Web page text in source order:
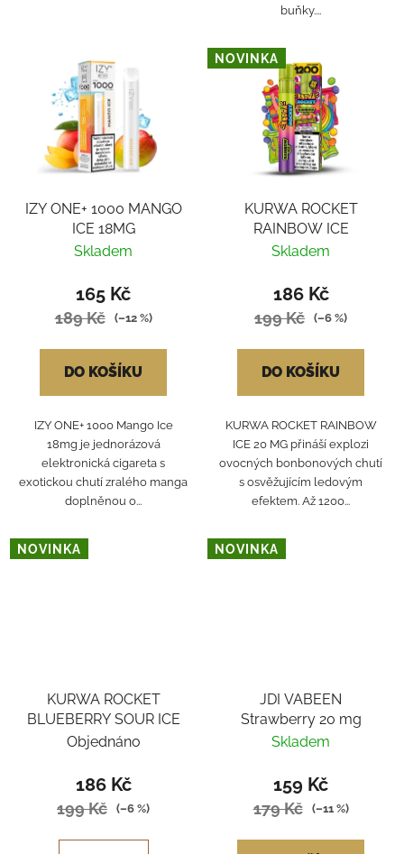
buňky....
IZY ONE+ 1000 MANGO
ICE 18MG
Skladem
165 Kč
189 Kč (–12 %)
DO KOŠÍKU
IZY ONE+ 1000 Mango Ice
18mg je jednorázová
elektronická cigareta s
exotickou chutí zralého manga
doplněnou o...
NOVINKA
KURWA ROCKET
RAINBOW ICE
Skladem
186 Kč
199 Kč (–6 %)
DO KOŠÍKU
KURWA ROCKET RAINBOW
ICE 20 MG přináší explozi
ovocných bonbonových chutí
s osvěžujícím ledovým
efektem. Až 1200...
NOVINKA
KURWA ROCKET
BLUEBERRY SOUR ICE
Objednáno
186 Kč
199 Kč (–6 %)
NOVINKA
JDI VABEEN
Strawberry 20 mg
Skladem
159 Kč
179 Kč (–11 %)